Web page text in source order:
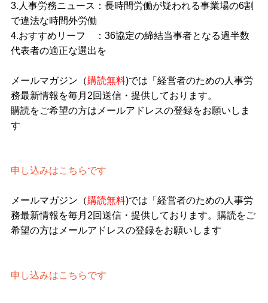
3.人事労務ニュース：長時間労働が疑われる事業場の6割
で違法な時間外労働
4.おすすめリーフ ：36協定の締結当事者となる過半数
代表者の適正な選出を
メールマガジン（購読無料)では「経営者のための人事労
務最新情報を毎月2回送信・提供しております。
購読をご希望の方はメールアドレスの登録をお願いしま
す
申し込みはこちらです
メールマガジン（購読無料)では「経営者のための人事労
務最新情報を毎月2回送信・提供しております。購読をご
希望の方はメールアドレスの登録をお願いします
申し込みはこちらです